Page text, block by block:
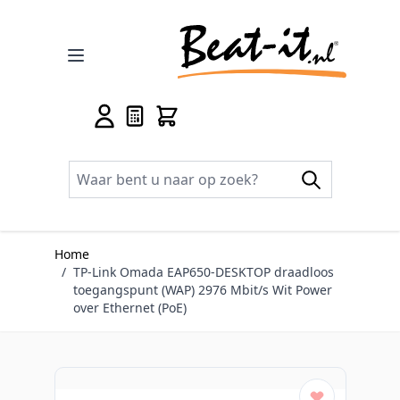
Home
/ TP-Link Omada EAP650-DESKTOP draadloos
toegangspunt (WAP) 2976 Mbit/s Wit Power
over Ethernet (PoE)